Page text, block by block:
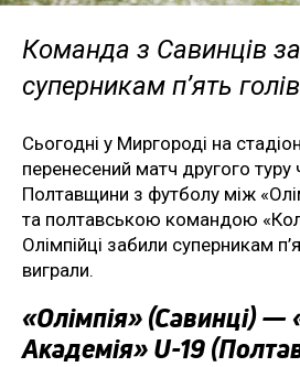
Команда з Савинців
суперникам п’ять голів
Сьогодні у Миргороді на
перенесений матч другого туру
Полтавщини з футболу між
та полтавською командою
Олімпійці забили суперникам
виграли.
«Олімпія» (Савинці) —
Академія» U-19